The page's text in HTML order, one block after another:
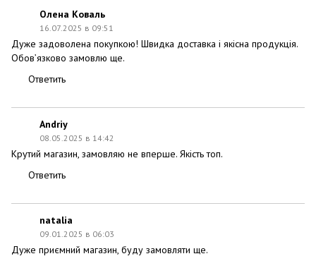
Олена Коваль
16.07.2025 в 09:51
Дуже задоволена покупкою! Швидка доставка і якісна продукція.
Обов’язково замовлю ще.
Ответить
Andriy
08.05.2025 в 14:42
Крутий магазин, замовляю не вперше. Якість топ.
Ответить
natalia
09.01.2025 в 06:03
Дуже приємний магазин, буду замовляти ще.